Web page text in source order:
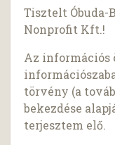
Tisztelt Óbuda-
Nonprofit Kft.!
Az információs
törvény (a
bekezdése
terjesztem elő.